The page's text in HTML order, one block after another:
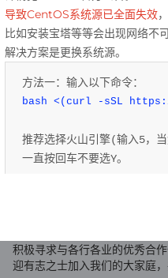
平
台
代
积极寻求与各行各业的优秀合
迎有志之士加入我们的大家庭，
导致CentOS系统源已全面失效，
比如安装宝塔等等会出现网络不
解决方案是更换系统源。
方法一：输入以下命令：
bash <(curl -sSL
推荐选择火山引擎(输入5，
一直按回车不要选Y。
http://
根据实际选择执行。
源更换完成后，即可正常安装软